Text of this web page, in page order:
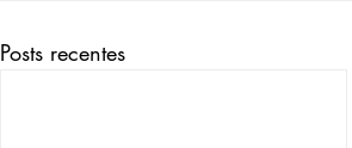
Posts recentes